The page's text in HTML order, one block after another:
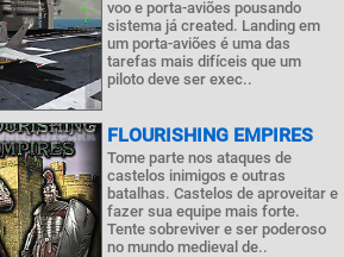
voo e porta-aviões pousando
sistema já created. Landing em
um porta-aviões é uma das
tarefas mais difíceis que um
piloto deve ser exec..
FLOURISHING EMPIRES
Tome parte nos ataques de
castelos inimigos e outras
batalhas. Castelos de aproveitar e
fazer sua equipe mais forte.
Tente sobreviver e ser poderoso
no mundo medieval de..